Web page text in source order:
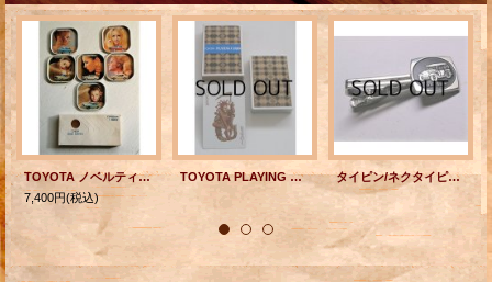
TOYOTA ノベルティーグッズ CORONA SERIES COASTER (コロナの歴史) ティンドリンクコースター 6枚セット 箱付
7,400円(税込)
TOYOTA PLAYING CARDS トランプ MARKII CORONA タイピン/ネクタイピン DATSUN ダットサン クラッシックカー size: L4.8/H1.5/ W2 (cm)